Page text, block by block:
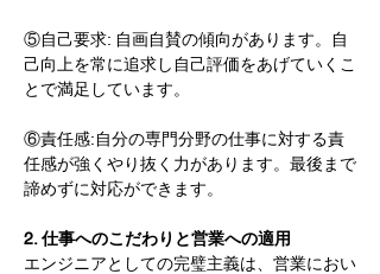
⑤自己要求: 自画自賛の傾向があります。自
己向上を常に追求し自己評価をあげていくこ
とで満足しています。
⑥責任感:自分の専門分野の仕事に対する責
任感が強くやり抜く力があります。最後まで
諦めずに対応ができます。
2. 仕事へのこだわりと営業への適用
エンジニアとしての完璧主義は、営業におい